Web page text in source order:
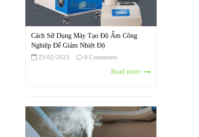
Cách Sử Dụng Máy Tạo Độ Ẩm Công
Nghiệp Để Giảm Nhiệt Độ
25/02/2023
0 Comments
Read more